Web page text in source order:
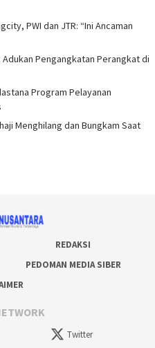
PWI dan JTR: “Ini Ancaman
Pengangkatan Perangkat di
Program Pelayanan
Menghilang dan Bungkam Saat
REDAKSI
PEDOMAN MEDIA SIBER
Twitter